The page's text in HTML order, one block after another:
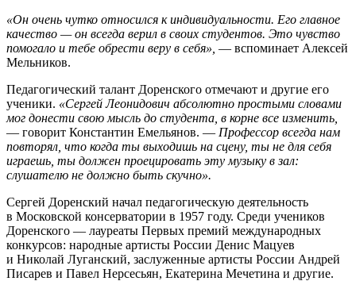
«Он очень чутко относился к индивидуальности. Его главное
качество — он всегда верил в своих студентов. Это чувство
помогало и тебе обрести веру в себя», — вспоминает Алексей
Мельников.
Педагогический талант Доренского отмечают и другие его
ученики. «Сергей Леонидович абсолютно простыми словами
мог донести свою мысль до студента, в корне все изменить,
— говорит Константин Емельянов. — Профессор всегда нам
повторял, что когда ты выходишь на сцену, ты не для себя
играешь, ты должен проецировать эту музыку в зал:
слушателю не должно быть скучно».
Сергей Доренский начал педагогическую деятельность
в Московской консерватории в 1957 году. Среди учеников
Доренского — лауреаты Первых премий международных
конкурсов: народные артисты России Денис Мацуев
и Николай Луганский, заслуженные артисты России Андрей
Писарев и Павел Нерсесьян, Екатерина Мечетина и другие.